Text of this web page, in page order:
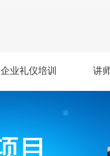
企业礼仪培训 讲